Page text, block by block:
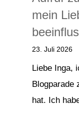
mein
23. Juli 2026
Liebe Inga,
Blogparade
hat. Ich